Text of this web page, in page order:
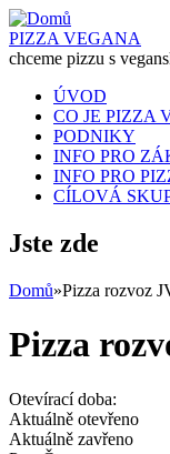
PIZZA VEGANA
chceme pizzu s
ÚVOD
CO JE PIZZA
PODNIKY
INFO PRO
INFO PRO
CÍLOVÁ
Jste zde
Domů»Pizza rozvoz
Pizza
Otevírací doba:
Aktuálně otevřeno
Aktuálně zavřeno